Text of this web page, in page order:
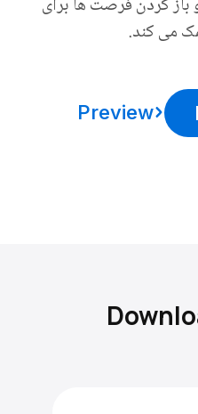
کردن فرصت ها برای
می کند.
Preview